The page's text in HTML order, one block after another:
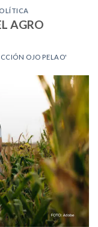
AGRO
OJO PELAO'